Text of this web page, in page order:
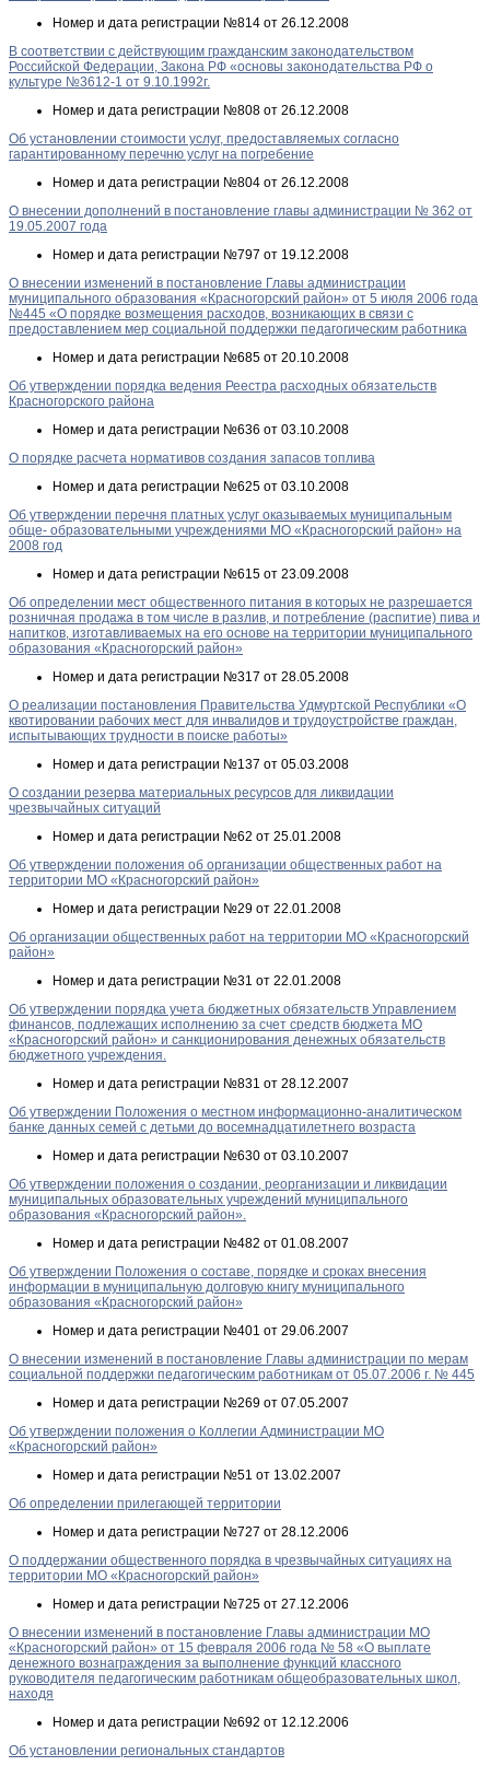
Номер и дата регистрации №814 от 26.12.2008
В соответствии с действующим гражданским законодательством
Российской Федерации, Закона РФ «основы законодательства РФ о
культуре №3612-1 от 9.10.1992г.
Номер и дата регистрации №808 от 26.12.2008
Об установлении стоимости услуг, предоставляемых согласно
гарантированному перечню услуг на погребение
Номер и дата регистрации №804 от 26.12.2008
О внесении дополнений в постановление главы администрации № 362 от
19.05.2007 года
Номер и дата регистрации №797 от 19.12.2008
О внесении изменений в постановление Главы администрации
муниципального образования «Красногорский район» от 5 июля 2006 года
№445 «О порядке возмещения расходов, возникающих в связи с
предоставлением мер социальной поддержки педагогическим работника
Номер и дата регистрации №685 от 20.10.2008
Об утверждении порядка ведения Реестра расходных обязательств
Красногорского района
Номер и дата регистрации №636 от 03.10.2008
О порядке расчета нормативов создания запасов топлива
Номер и дата регистрации №625 от 03.10.2008
Об утверждении перечня платных услуг оказываемых муниципальным
обще- образовательными учреждениями МО «Красногорский район» на
2008 год
Номер и дата регистрации №615 от 23.09.2008
Об определении мест общественного питания в которых не разрешается
розничная продажа в том числе в разлив, и потребление (распитие) пива и
напитков, изготавливаемых на его основе на территории муниципального
образования «Красногорский район»
Номер и дата регистрации №317 от 28.05.2008
О реализации постановления Правительства Удмуртской Республики «О
квотировании рабочих мест для инвалидов и трудоустройстве граждан,
испытывающих трудности в поиске работы»
Номер и дата регистрации №137 от 05.03.2008
О создании резерва материальных ресурсов для ликвидации
чрезвычайных ситуаций
Номер и дата регистрации №62 от 25.01.2008
Об утверждении положения об организации общественных работ на
территории МО «Красногорский район»
Номер и дата регистрации №29 от 22.01.2008
Об организации общественных работ на территории МО «Красногорский
район»
Номер и дата регистрации №31 от 22.01.2008
Об утверждении порядка учета бюджетных обязательств Управлением
финансов, подлежащих исполнению за счет средств бюджета МО
«Красногорский район» и санкционирования денежных обязательств
бюджетного учреждения.
Номер и дата регистрации №831 от 28.12.2007
Об утверждении Положения о местном информационно-аналитическом
банке данных семей с детьми до восемнадцатилетнего возраста
Номер и дата регистрации №630 от 03.10.2007
Об утверждении положения о создании, реорганизации и ликвидации
муниципальных образовательных учреждений муниципального
образования «Красногорский район».
Номер и дата регистрации №482 от 01.08.2007
Об утверждении Положения о составе, порядке и сроках внесения
информации в муниципальную долговую книгу муниципального
образования «Красногорский район»
Номер и дата регистрации №401 от 29.06.2007
О внесении изменений в постановление Главы администрации по мерам
социальной поддержки педагогическим работникам от 05.07.2006 г. № 445
Номер и дата регистрации №269 от 07.05.2007
Об утверждении положения о Коллегии Администрации МО
«Красногорский район»
Номер и дата регистрации №51 от 13.02.2007
Об определении прилегающей территории
Номер и дата регистрации №727 от 28.12.2006
О поддержании общественного порядка в чрезвычайных ситуациях на
территории МО «Красногорский район»
Номер и дата регистрации №725 от 27.12.2006
О внесении изменений в постановление Главы администрации МО
«Красногорский район» от 15 февраля 2006 года № 58 «О выплате
денежного вознаграждения за выполнение функций классного
руководителя педагогическим работникам общеобразовательных школ,
находя
Номер и дата регистрации №692 от 12.12.2006
Об установлении региональных стандартов